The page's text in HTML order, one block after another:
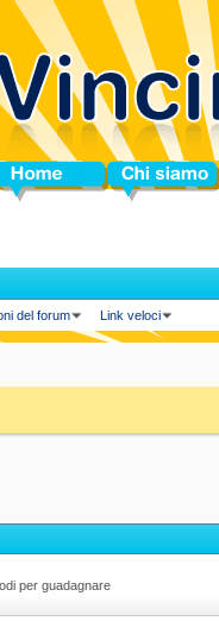
Chi siamo
del forum Link veloci
per guadagnare